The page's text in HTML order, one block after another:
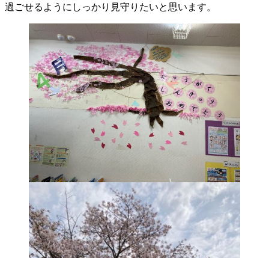
過ごせるようにしっかり見守りたいと思います。